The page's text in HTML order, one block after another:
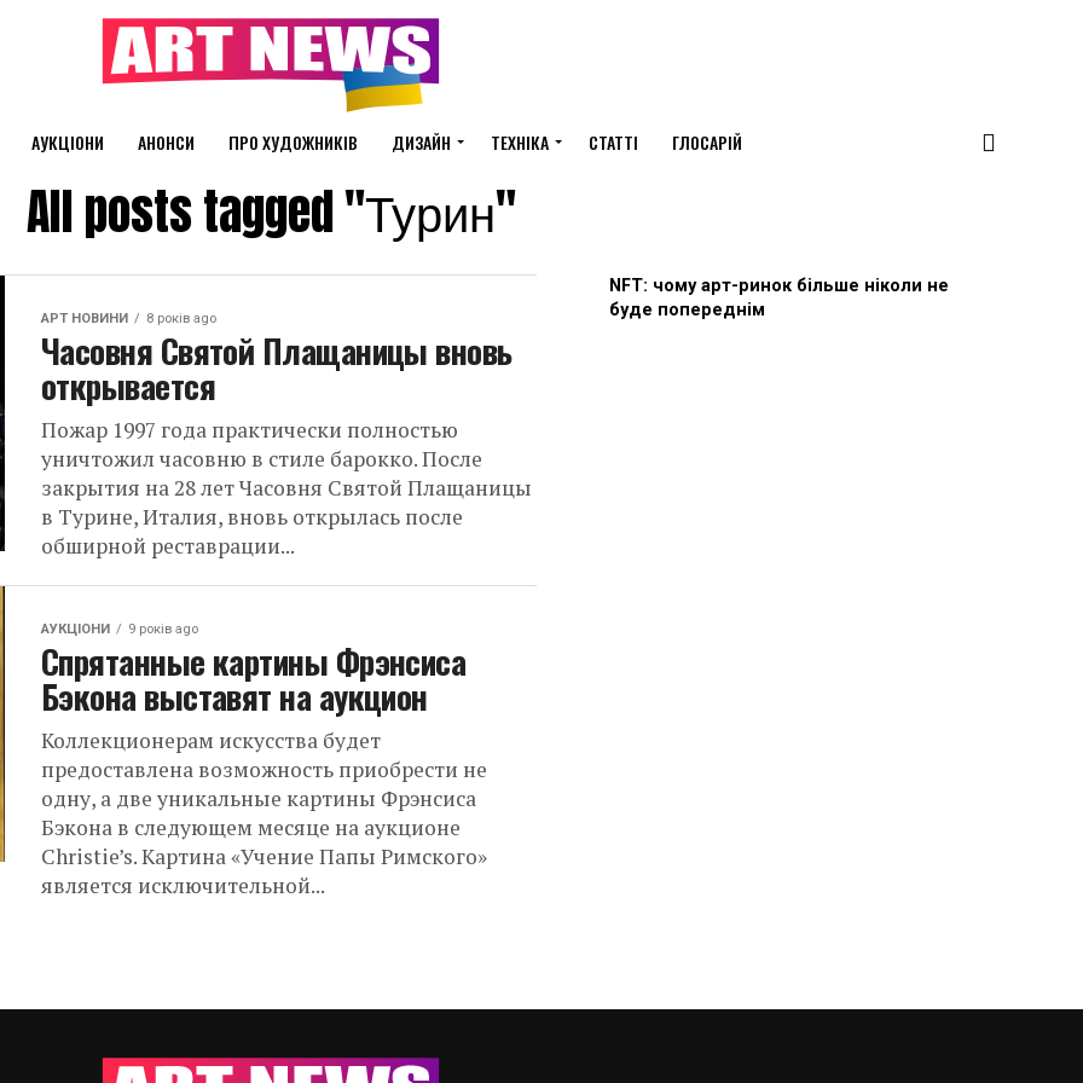
АУКЦІОНИ АНОНСИ ПРО ХУДОЖНИКІВ ДИЗАЙН ТЕХНІКА СТАТТІ ГЛОСАРІЙ
All posts tagged "Турин"
АРТ НОВИНИ 8 років ago
Часовня Святой Плащаницы вновь
открывается
Пожар 1997 года практически полностью
уничтожил часовню в стиле барокко. После
закрытия на 28 лет Часовня Святой Плащаницы
в Турине, Италия, вновь открылась после
обширной реставрации...
АУКЦІОНИ 9 років ago
Спрятанные картины Фрэнсиса
Бэкона выставят на аукцион
Коллекционерам искусства будет
предоставлена ​​возможность приобрести не
одну, а две уникальные картины Фрэнсиса
Бэкона в следующем месяце на аукционе
Christie’s. Картина «Учение Папы Римского»
является исключительной...
NFT: чому арт-ринок більше ніколи не
буде попереднім